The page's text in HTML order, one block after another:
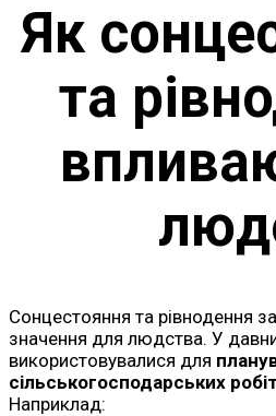
Як
та
Сонцестояння та рівнодення
значення для людства. У
використовувалися для
сільськогосподарських
Наприклад: